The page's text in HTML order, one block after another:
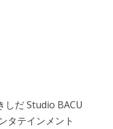
しだ Studio BACU
タテインメント